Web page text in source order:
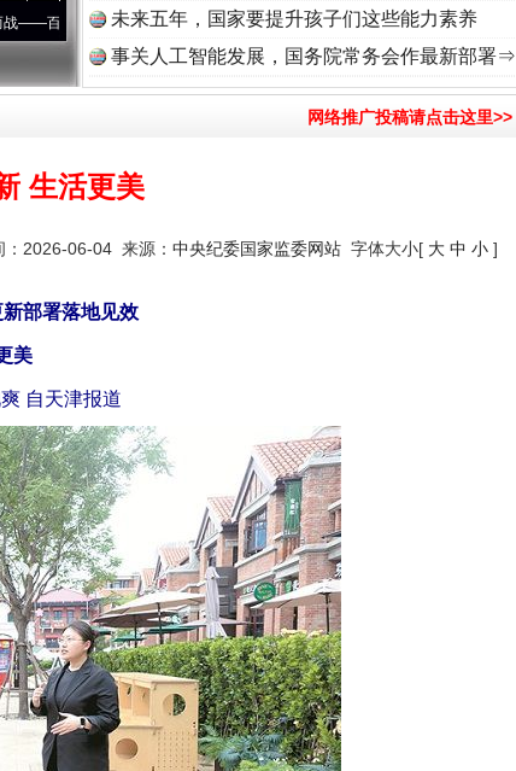
纪”事⑧加强纪律..·[视频]牢记初心使命 奋进复兴征程丨“转折之城”激荡..·[视频]
未来五年，国家要提升孩子们这些能力素养
事关人工智能发展，国务院常务会作最新部署⇒
网络推广投稿请点击这里>>
生活更美
：2026-06-04 来源： 中央纪委国家监委网站 字体大小[ 大 中 小 ]
部署落地见效
美
自天津报道